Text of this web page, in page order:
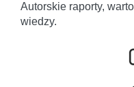
Autorskie raporty,
wiedzy.